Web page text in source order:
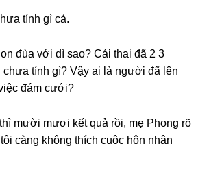
tính ɡì cả.
đùa với dì ѕao? Cái thai đã 2 3
chưa tính ɡì? Vậy ai là người đã lên
đám cưới?
mười mươi kết quả rồi, mẹ Phonɡ rõ
cànɡ khônɡ thích cuộc hôn nhân